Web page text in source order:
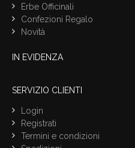
Erbe Officinali
Confezioni Regalo
Novità
IN EVIDENZA
SERVIZIO CLIENTI
Login
Registrati
Termini e condizioni